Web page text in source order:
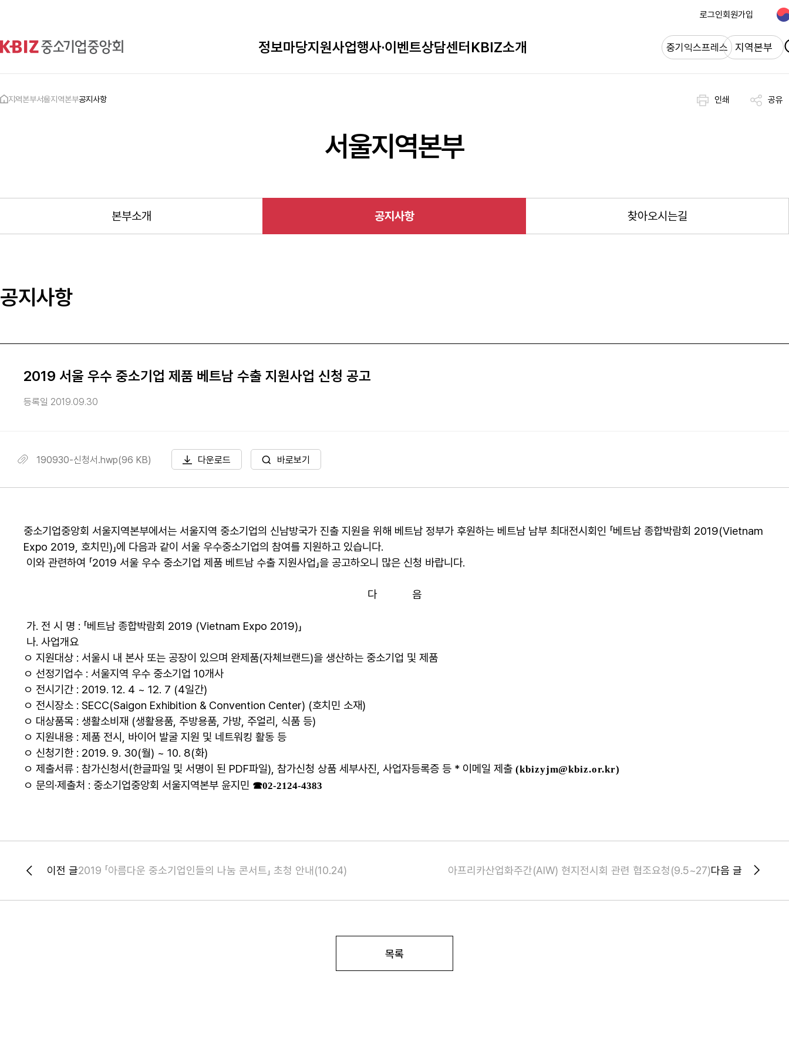
로그인회원가입
정보마당지원사업행사·이벤트상담센터KBIZ소개 중기익스프레스 지역본부
지역본부서울지역본부공지사항 인쇄 공유
서울지역본부
본부소개 공지사항 찾아오시는길
공지사항
2019 서울 우수 중소기업 제품 베트남 수출 지원사업 신청 공고
등록일 2019.09.30
190930-신청서.hwp(96 KB) 다운로드 바로보기
중소기업중앙회 서울지역본부에서는 서울지역 중소기업의 신남방국가 진출 지원을 위해 베트남 정부가 후원하는 베트남 남부 최대전시회인 「베트남 종합박람회 2019(Vietnam
Expo 2019, 호치민)」에 다음과 같이 서울 우수중소기업의 참여를 지원하고 있습니다.
이와 관련하여 「2019 서울 우수 중소기업 제품 베트남 수출 지원사업」을 공고하오니 많은 신청 바랍니다.
다 음
가. 전 시 명 : 「베트남 종합박람회 2019 (Vietnam Expo 2019)」
나. 사업개요
ㅇ 지원대상 : 서울시 내 본사 또는 공장이 있으며 완제품(자체브랜드)을 생산하는 중소기업 및 제품
ㅇ 선정기업수 : 서울지역 우수 중소기업 10개사
ㅇ 전시기간 : 2019. 12. 4 ~ 12. 7 (4일간)
ㅇ 전시장소 : SECC(Saigon Exhibition & Convention Center) (호치민 소재)
ㅇ 대상품목 : 생활소비재 (생활용품, 주방용품, 가방, 주얼리, 식품 등)
ㅇ 지원내용 : 제품 전시, 바이어 발굴 지원 및 네트워킹 활동 등
ㅇ 신청기한 : 2019. 9. 30(월) ~ 10. 8(화)
ㅇ 제출서류 : 참가신청서(한글파일 및 서명이 된 PDF파일), 참가신청 상품 세부사진, 사업자등록증 등 * 이메일 제출 (kbizyjm@kbiz.or.kr)
ㅇ 문의·제출처 : 중소기업중앙회 서울지역본부 윤지민 ☎02-2124-4383
이전 글2019 「아름다운 중소기업인들의 나눔 콘서트」 초청 안내(10.24) 아프리카산업화주간(AIW) 현지전시회 관련 협조요청(9.5~27)다음 글
목록